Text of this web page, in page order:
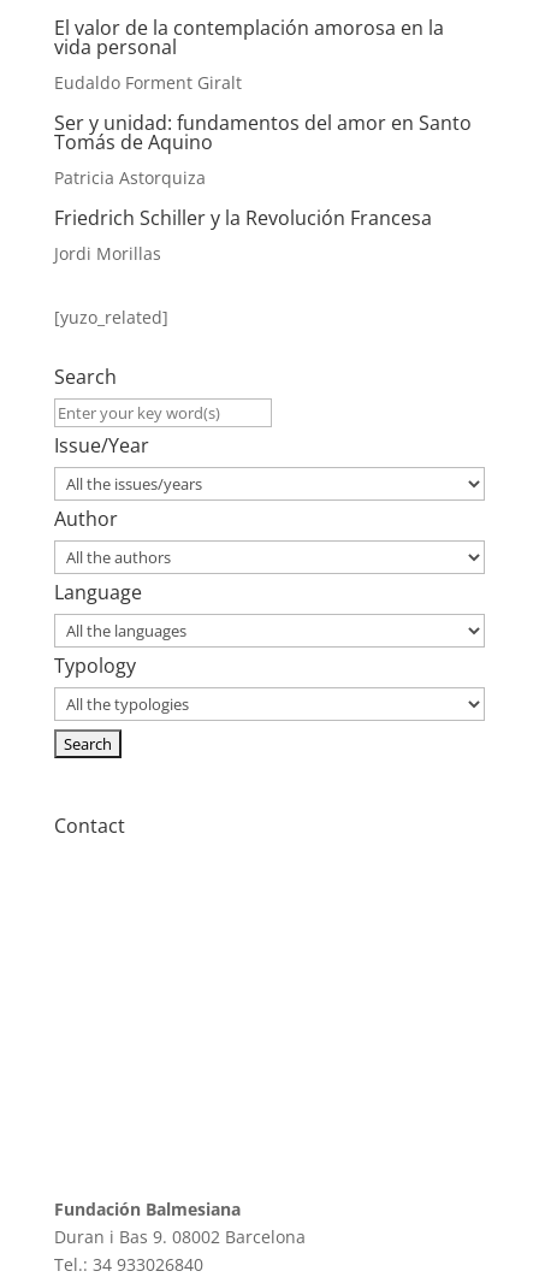
El valor de la contemplación amorosa en la
vida personal
Eudaldo Forment Giralt
Ser y unidad: fundamentos del amor en Santo
Tomás de Aquino
Patricia Astorquiza
Friedrich Schiller y la Revolución Francesa
Jordi Morillas
[yuzo_related]
Search
Issue/Year
Author
Language
Typology
Contact
Fundación Balmesiana
Duran i Bas 9. 08002 Barcelona
Tel.: 34 933026840